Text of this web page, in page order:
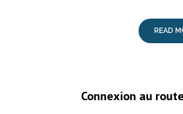
READ
Connexion au